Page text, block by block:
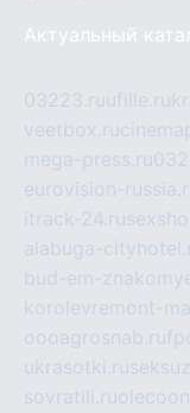
Актуальный
03223.ruufille.ru
veetbox.ru
mega-press.ru
eurovision-
itrack-24.ru
alabuga-
bud-em-
korolevremont-
oooagrosnab.ru
ukrasotki.ru
sovratili.ru